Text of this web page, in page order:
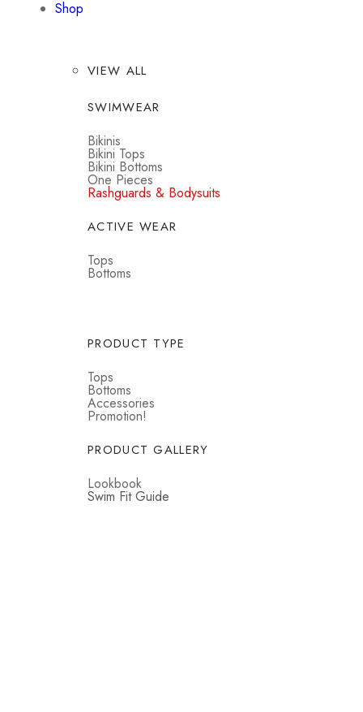
Shop
VIEW ALL
SWIMWEAR
Bikinis
Bikini Tops
Bikini Bottoms
One Pieces
Rashguards & Bodysuits
ACTIVE WEAR
Tops
Bottoms
PRODUCT TYPE
Tops
Bottoms
Accessories
Promotion!
PRODUCT GALLERY
Lookbook
Swim Fit Guide